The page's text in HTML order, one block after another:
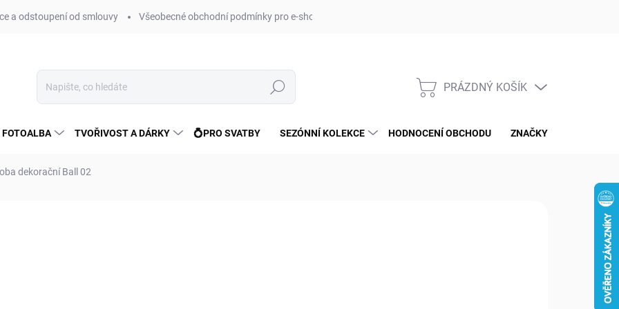
a odstoupení od smlouvy Všeobecné obchodní podmínky pro e-shop ufotaka.eu
Hledat
NÁKUPNÍ
PRÁZDNÝ KOŠÍK
TVOŘIVOST A DÁRKY 💍PRO SVATBY SEZÓNNÍ KOLEKCE HODNOCENÍ OBCHODU ZNAČKY
dekorační Ball 02